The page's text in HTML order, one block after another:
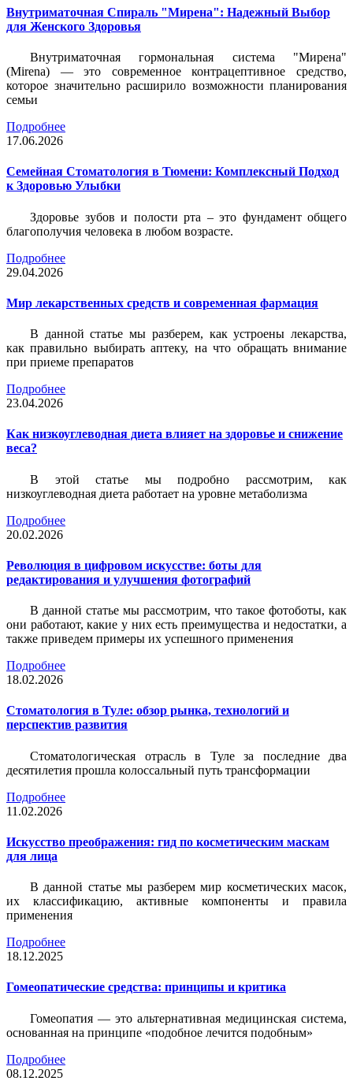
Внутриматочная Спираль "Мирена": Надежный Выбор
для Женского Здоровья
Внутриматочная гормональная система "Мирена"
(Mirena) — это современное контрацептивное средство,
которое значительно расширило возможности планирования
семьи
Подробнее
17.06.2026
Семейная Стоматология в Тюмени: Комплексный Подход
к Здоровью Улыбки
Здоровье зубов и полости рта – это фундамент общего
благополучия человека в любом возрасте.
Подробнее
29.04.2026
Мир лекарственных средств и современная фармация
В данной статье мы разберем, как устроены лекарства,
как правильно выбирать аптеку, на что обращать внимание
при приеме препаратов
Подробнее
23.04.2026
Как низкоуглеводная диета влияет на здоровье и снижение
веса?
В этой статье мы подробно рассмотрим, как
низкоуглеводная диета работает на уровне метаболизма
Подробнее
20.02.2026
Революция в цифровом искусстве: боты для
редактирования и улучшения фотографий
В данной статье мы рассмотрим, что такое фотоботы, как
они работают, какие у них есть преимущества и недостатки, а
также приведем примеры их успешного применения
Подробнее
18.02.2026
Стоматология в Туле: обзор рынка, технологий и
перспектив развития
Стоматологическая отрасль в Туле за последние два
десятилетия прошла колоссальный путь трансформации
Подробнее
11.02.2026
Искусство преображения: гид по косметическим маскам
для лица
В данной статье мы разберем мир косметических масок,
их классификацию, активные компоненты и правила
применения
Подробнее
18.12.2025
Гомеопатические средства: принципы и критика
Гомеопатия — это альтернативная медицинская система,
основанная на принципе «подобное лечится подобным»
Подробнее
08.12.2025